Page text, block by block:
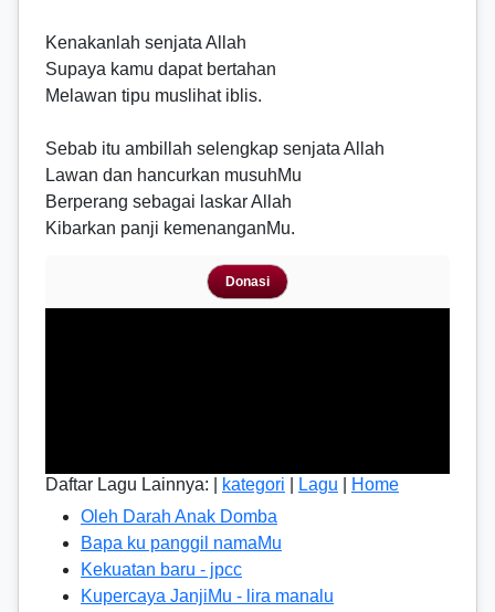
Kenakanlah senjata Allah
Supaya kamu dapat bertahan
Melawan tipu muslihat iblis.
Sebab itu ambillah selengkap senjata Allah
Lawan dan hancurkan musuhMu
Berperang sebagai laskar Allah
Kibarkan panji kemenanganMu.
Donasi
Daftar Lagu Lainnya: | kategori Lagu
Home
Oleh Darah Anak Domba
Bapa ku panggil namaMu
Kekuatan baru - jpcc
Kupercaya JanjiMu - lira manalu